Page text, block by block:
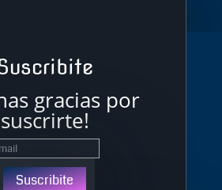
gracias por
suscrirte!
Suscribite